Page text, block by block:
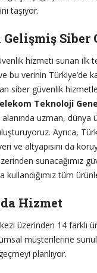
taşıyor.
hizmeti sunan
bu verinin Türkiye’de
siber güvenlik
Teknoloji
uzman,
Ayrıca,
ve altyapısını da
sunacağımız
kullandığımız tüm
Hizmet
üzerinden 14 farklı
müşterilerine
planlıyor.